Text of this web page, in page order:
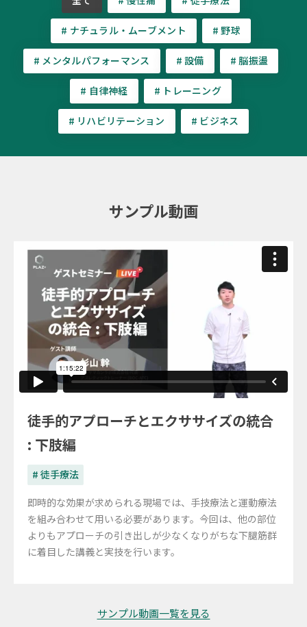
# ナチュラル・ムーブメント # 野球
# メンタルパフォーマンス # 設備 # 脳振盪
# 自律神経 # トレーニング
# リハビリテーション # ビジネス
サンプル動画
徒手的アプローチとエクササイズの統合
: 下肢編
# 徒手療法
即時的な効果が求められる現場では、手技療法と運動療法
を組み合わせて用いる必要があります。今回は、他の部位
よりもアプローチの引き出しが少なくなりがちな下腿筋群
に着目した講義と実技を行います。
サンプル動画一覧を見る